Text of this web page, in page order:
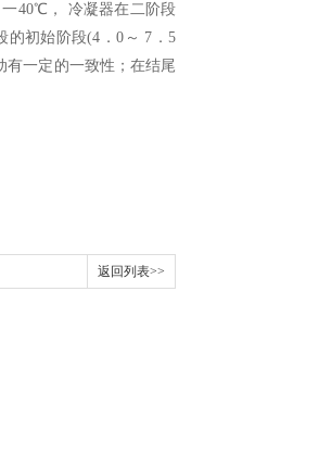
40℃， 冷凝器在二阶段
的初始阶段(4．0～ 7．5
有一定的一致性；在结尾
返回列表>>